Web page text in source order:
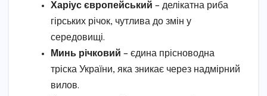
Харіус європейський – делікатна риба
гірських річок, чутлива до змін у
середовищі.
Минь річковий – єдина прісноводна
тріска України, яка зникає через надмірний
вилов.